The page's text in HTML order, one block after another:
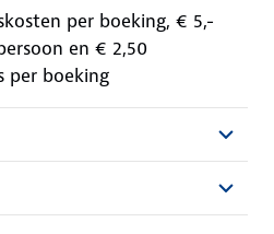
per boeking, € 5,-
en € 2,50
per boeking